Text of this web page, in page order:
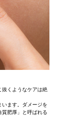
くようなケアは絶
います。ダメージを
肥厚」と呼ばれる